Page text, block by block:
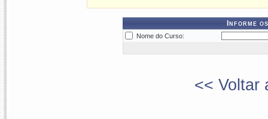
Informe
Nome do Curso:
<< Voltar